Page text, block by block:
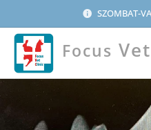
SZOMBAT-
Focus Vet
Clinic